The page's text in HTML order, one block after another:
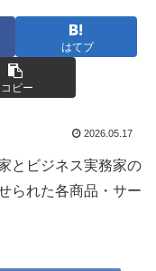
はてブ
コピー
2026.05.17
とビジネス実務家の
られた各商品・サー